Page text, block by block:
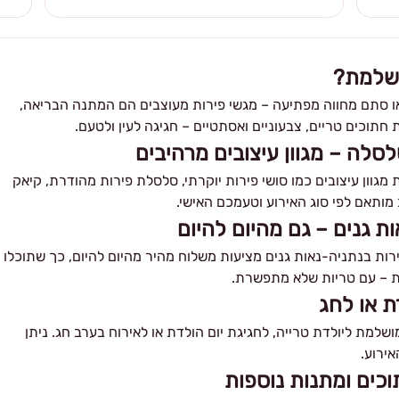
או סתם מחווה מפתיעה – מגשי פירות מעוצבים הם המתנה הבריאה,
טריים, צבעוניים ואסתטיים – חגיגה לעין ולטעם.
– מגוון עיצובים מרהיבים
מגוון עיצובים כמו סושי פירות יוקרתי, סלסלת פירות מהודרת, קיאק
מותאם לפי סוג האירוע וטעמכם האישי.
גנים – גם מהיום להיום
בנתניה-נאות גנים מציעות משלוח מהיר מהיום להיום, כך שתוכלו
– עם טריות שלא מתפשרת.
או לחג
ליולדת טרייה, לחגיגת יום הולדת או לאירוח בערב חג. ניתן
ומתנות נוספות